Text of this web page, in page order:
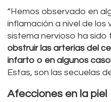
“Hemos observado en
inflamación a nivel de los
sistema nervioso ha sido
obstruir las arterias del
infarto o en algunos
Estas, son las secuelas
Afecciones en la piel